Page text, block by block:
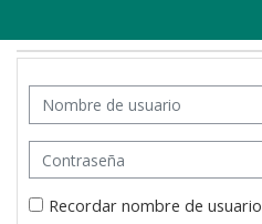
Salta al contenido principal
Nombre de usuario
Contraseña
Recordar nombre de usuario